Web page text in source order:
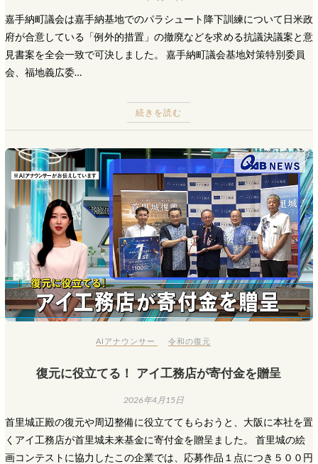
嘉手納町議会は嘉手納基地でのパラシュート降下訓練について日米政
府が合意している「例外的措置」の撤廃などを求める抗議決議案と意
見書案を全会一致で可決しました。 嘉手納町議会基地対策特別委員
会、福地義広委…
続きを読む
AIアナウンサー 令和の復元
復元に役立てる！ アイ工務店が寄付金を贈呈
2026年4月15日
首里城正殿の復元や周辺整備に役立ててもらおうと、大阪に本社を置
くアイ工務店が首里城未来基金に寄付金を贈呈ました。 首里城の絵
画コンテストに協力したこの企業では、応募作品１点につき５００円